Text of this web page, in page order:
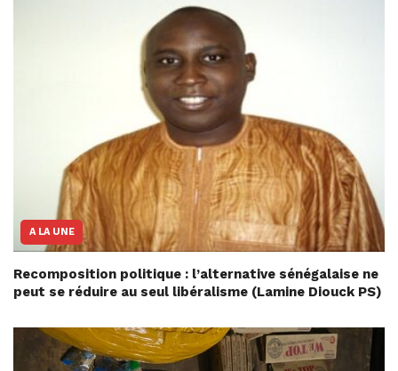
A LA UNE
Recomposition politique : l’alternative sénégalaise ne
peut se réduire au seul libéralisme (Lamine Diouck PS)